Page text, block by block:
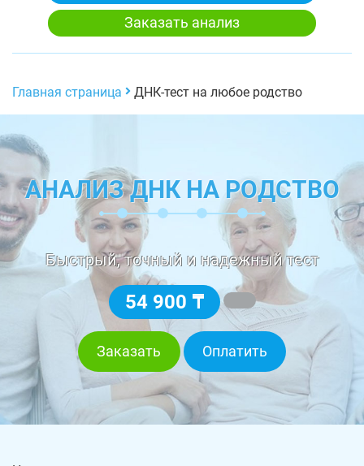
Заказать анализ
Главная страница ДНК-тест на любое родство
АНАЛИЗ ДНК НА РОДСТВО
Быстрый, точный и надежный тест
54 900 ₸
Заказать Оплатить